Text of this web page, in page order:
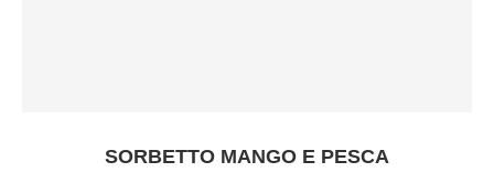
SORBETTO MANGO E PESCA